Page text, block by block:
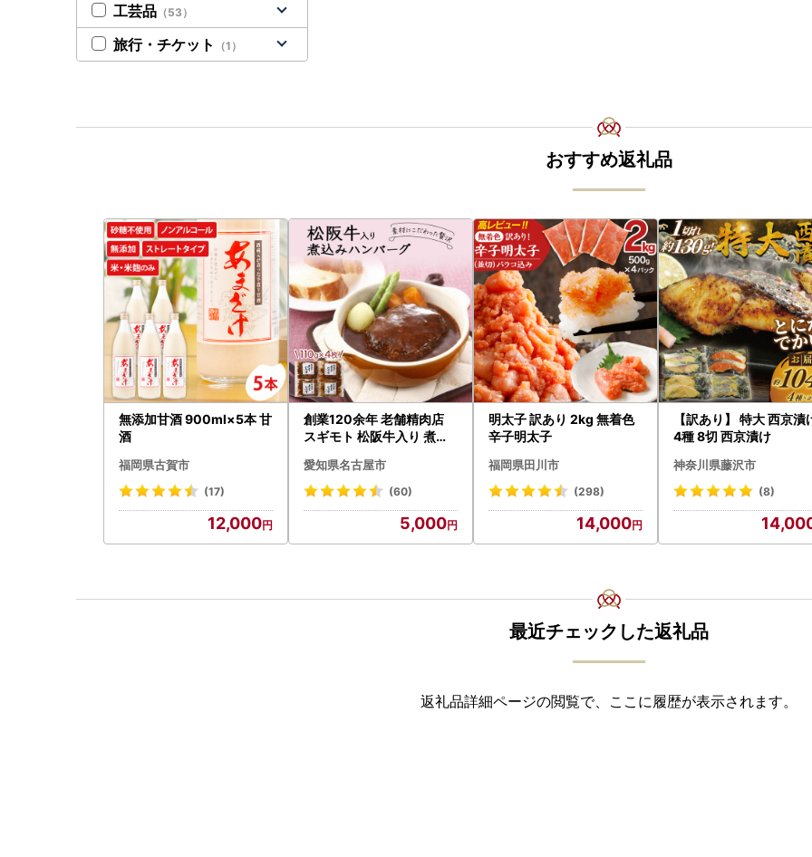
工芸品 （53）
旅行・チケット （1）
おすすめ返礼品
無添加甘酒 900ml×5本 甘
酒
福岡県古賀市
(17)
12,000
創業120余年 老舗精肉店
スギモト 松阪牛入り 煮込
惣菜 お取り寄せ グルメ ハ
ンバーグ 冷凍
愛知県名古屋市
(60)
5,000
明太子 訳あり 2kg 無着色
辛子明太子
福岡県田川市
(298)
14,000
【訳あり】 特大 西京漬
4種 8切 西京漬け
神奈川県藤沢市
(8)
最近チェックした返礼品
返礼品詳細ページの閲覧で、ここに履歴が表示されます。